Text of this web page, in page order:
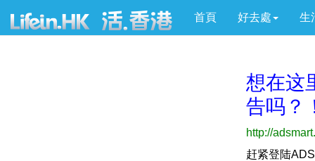
首頁 好去處 生